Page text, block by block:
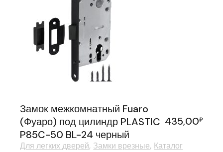
Замок межкомнатный Fuaro
(Фуаро) под цилиндр PLASTIC
P85C-50 BL-24 черный
435,00₽
Для легких дверей Замки врезные Каталог